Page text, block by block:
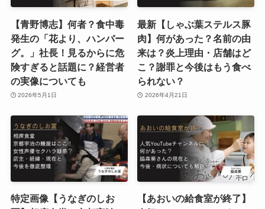
【青野博志】何者？食中毒
発生の「花より、ハンバー
グ。」社長！見るからに危
険すぎると話題に？経営者
の実像についても
2026年5月1日
最新【しゃぶ葉ステルス豚
肉】何があった？名前の由
来は？炎上理由・店舗はど
こ？謝罪と今後はもう食べ
られない？
2026年4月21日
特定画像【うなぎのしお
【あおいの給食室が終了】